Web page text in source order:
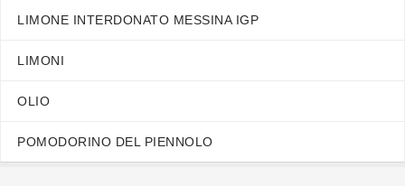
LIMONE INTERDONATO MESSINA IGP
LIMONI
OLIO
POMODORINO DEL PIENNOLO